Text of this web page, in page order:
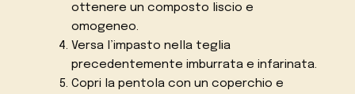
ottenere un composto liscio e
omogeneo.
Versa l’impasto nella teglia
precedentemente imburrata e infarinata.
Copri la pentola con un coperchio e